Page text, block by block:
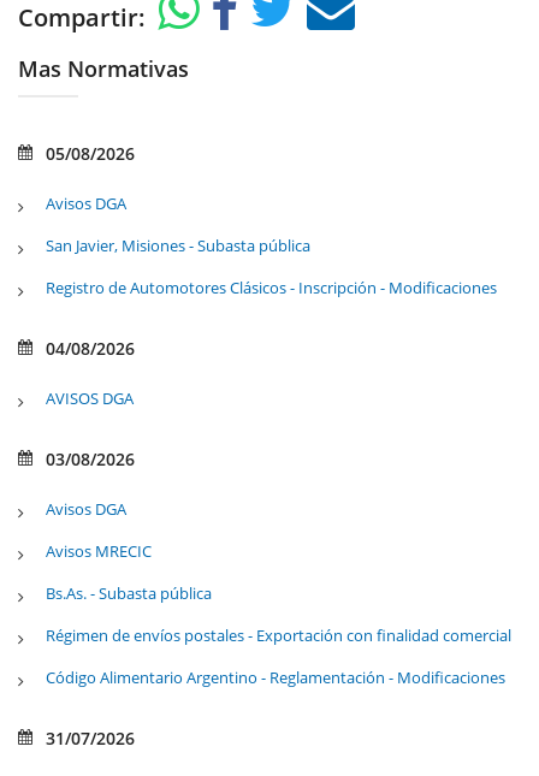
Compartir:
Mas Normativas
05/08/2026
Avisos DGA
San Javier, Misiones - Subasta pública
Registro de Automotores Clásicos - Inscripción - Modificaciones
04/08/2026
AVISOS DGA
03/08/2026
Avisos DGA
Avisos MRECIC
Bs.As. - Subasta pública
Régimen de envíos postales - Exportación con finalidad comercial
Código Alimentario Argentino - Reglamentación - Modificaciones
31/07/2026